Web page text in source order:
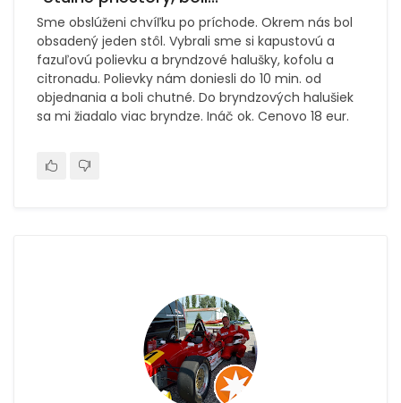
Sme obslúženi chvíľku po príchode. Okrem nás bol
obsadený jeden stôl. Vybrali sme si kapustovú a
fazuľovú polievku a bryndzové halušky, kofolu a
citronadu. Polievky nám doniesli do 10 min. od
objednania a boli chutné. Do bryndzových halušiek
sa mi žiadalo viac bryndze. Ináč ok. Cenovo 18 eur.